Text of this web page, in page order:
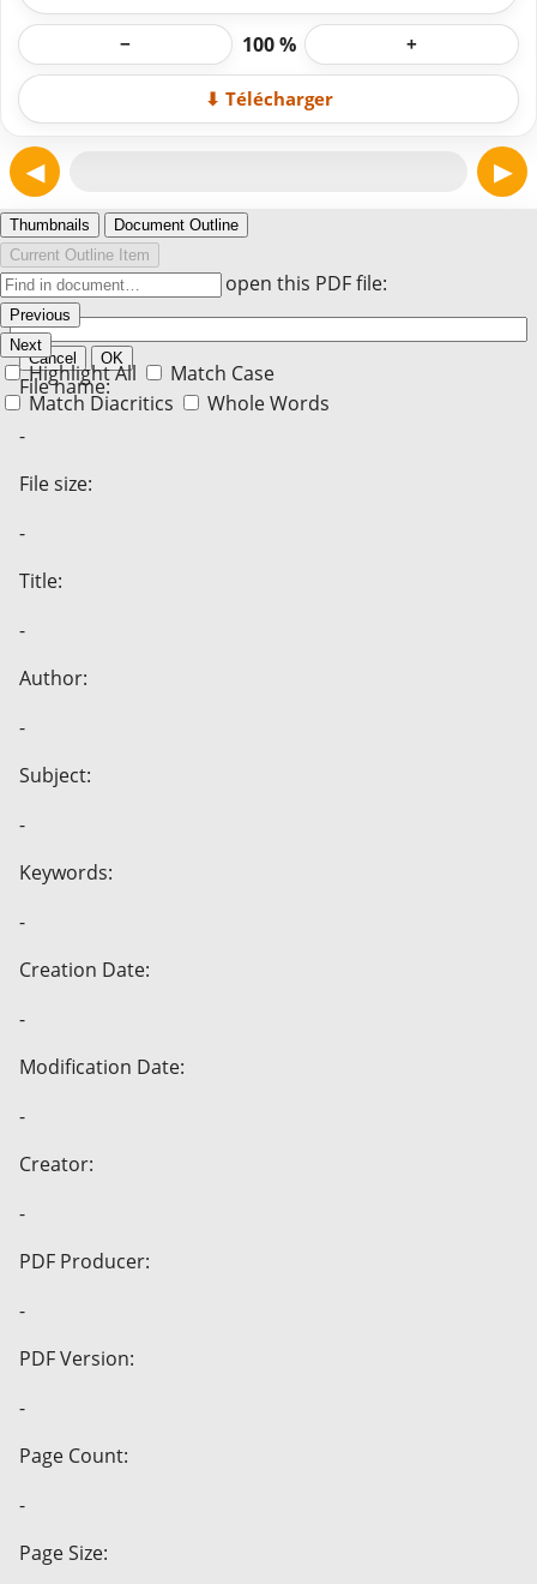
− 100 % +
⬇ Télécharger
◀ ▶
Thumbnails
Document Outline
Current Outline Item
Previous
Next
Highlight All
Match Case
Match Diacritics
Whole Words
Enter the password to open this PDF file:
Cancel OK
File name:
-
File size:
-
Title:
-
Author:
-
Subject:
-
Keywords:
-
Creation Date:
-
Modification Date:
-
Creator:
-
PDF Producer:
-
PDF Version:
-
Page Count:
-
Page Size: